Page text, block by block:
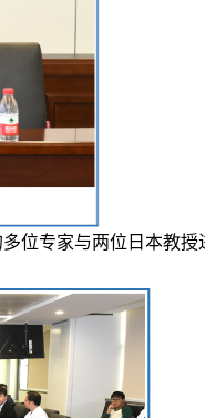
位专家与两位日本教授